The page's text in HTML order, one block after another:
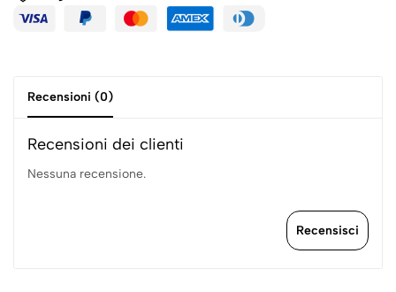
Recensioni (0)
Recensioni dei clienti
Nessuna recensione.
Recensisci